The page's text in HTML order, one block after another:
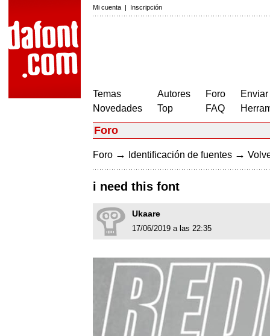
Mi cuenta | Inscripción
Temas
Novedades
Autores
Top
Foro
FAQ
Foro
Foro → Identificación de fuentes →
i need this font
Ukaare
17/06/2019 a las 22:35